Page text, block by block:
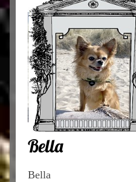
Bella
Bella